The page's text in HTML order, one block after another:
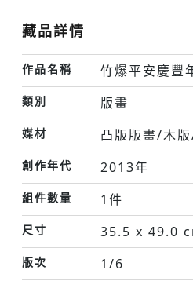
藏品詳情
作品名稱 竹爆平安慶豐
類別 版畫
媒材 凸版版畫/木
創作年代 2013年
組件數量 1件
尺寸 35.5 x 49.0
版次 1/6